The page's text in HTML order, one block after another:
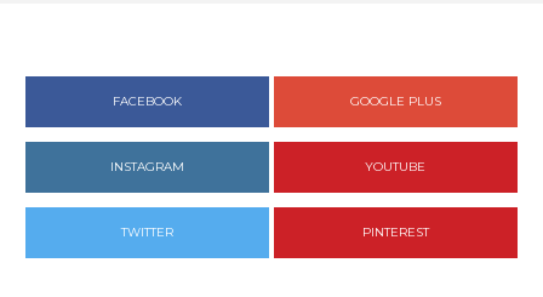
FACEBOOK GOOGLE PLUS
INSTAGRAM YOUTUBE
TWITTER PINTEREST